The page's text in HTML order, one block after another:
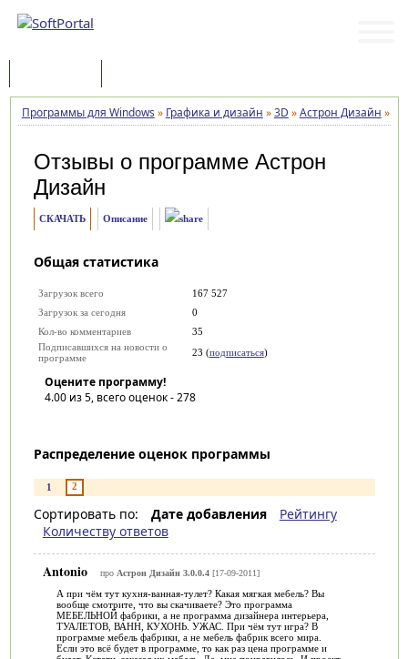
Программы для Windows » Графика и дизайн »3D »Астрон Дизайн »
Отзывы о программе Астрон
Дизайн
СКАЧАТЬ Описание
Общая статистика
Загрузок всего
167 527
Загрузок за сегодня
0
Кол-во комментариев
35
Подписавшихся на новости о
программе
23 (подписаться)
Оцените программу!
4.00из 5, всего оценок -278
Распределение оценок программы
1 2
Сортировать по: Дате добавления
Рейтингу
Количеству ответов
Antonio про Астрон Дизайн 3.0.0.4[17-09-2011]
А при чём тут кухня-ванная-тулет? Какая мягкая мебель? Вы
вообще смотрите, что вы скачиваете? Это программа
МЕБЕЛЬНОЙ фабрики, а не программа дизайнера интерьера,
ТУАЛЕТОВ, ВАНН, КУХОНЬ. УЖАС. При чём тут игра? В
программе мебель фабрики, а не мебель фабрик всего мира.
Если это всё будет в программе, то как раз цена программе и